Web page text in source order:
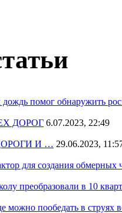
помог обнаружить
ДОРОГ 6.07.2023, 22:49
И … 29.06.2023,
для создания обмерных
преобразовали в 10
можно пообедать в струях